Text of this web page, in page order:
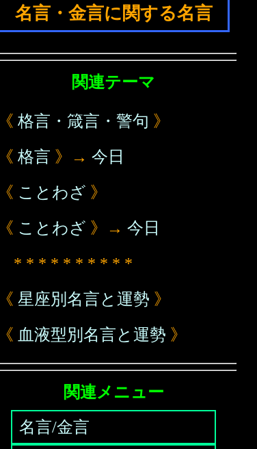
名言・金言に関する名言
関連テーマ
《 格言・箴言・警句 》
《 格言 》→ 今日
《 ことわざ 》
《 ことわざ 》→ 今日
* * * * * * * * * *
《 星座別名言と運勢 》
《 血液型別名言と運勢 》
関連メニュー
名言/金言